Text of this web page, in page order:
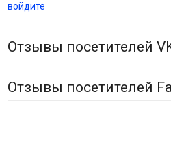
войдите
Отзывы посетителей
Отзывы посетителей